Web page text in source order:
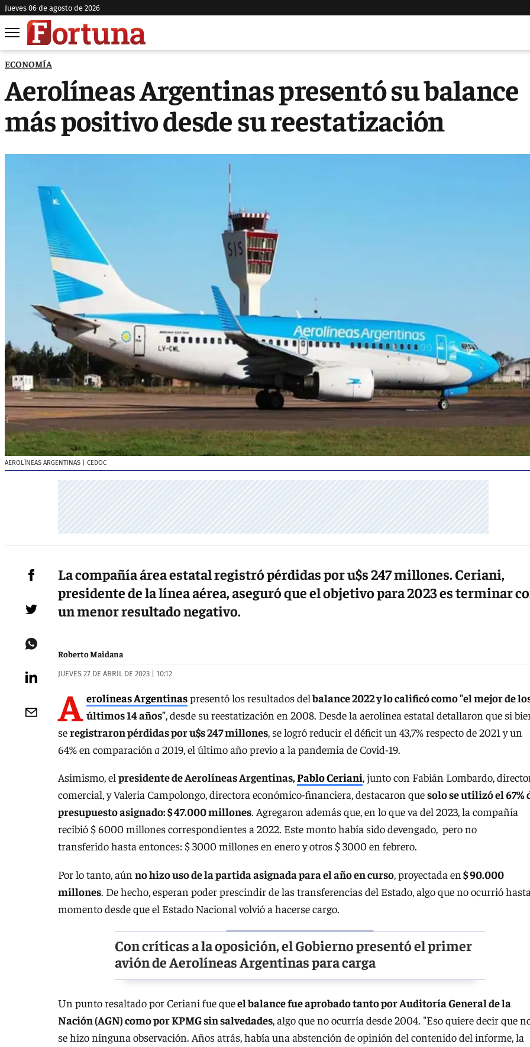
jueves 06 de agosto de 2026
ECONOMÍA
Aerolíneas Argentinas presentó su balance
más positivo desde su reestatización
AEROLÍNEAS ARGENTINAS | CEDOC
La compañía área estatal registró pérdidas por u$s 247 millones. Ceriani,
presidente de la línea aérea, aseguró que el objetivo para 2023 es terminar
un menor resultado negativo.
Roberto Maidana
JUEVES 27 DE ABRIL DE 2023 | 10:12
A erolíneas Argentinaspresentó los resultados delbalance 2022 y lo calificó como "el mejor de
últimos 14 años", desde su reestatización en 2008. Desde la aerolínea estatal detallaron que si
seregistraron pérdidas por u$s 247 millones, se logró reducir el déficit un 43,7% respecto de 2021 y un
64% en comparación a 2019, el último año previo a la pandemia de Covid-19.
Asimismo, el presidente de Aerolíneas Argentinas,Pablo Ceriani, junto con Fabián Lombardo,
comercial, y Valeria Campolongo, directora económico-financiera, destacaron quesolo se utilizó el 67%
presupuesto asignado: $ 47.000 millones. Agregaron además que, en lo que va del 2023, la compañía
recibió $ 6000 millones correspondientes a 2022. Este monto había sido devengado, pero no
transferido hasta entonces: $ 3000 millones en enero y otros $ 3000 en febrero.
Por lo tanto, aún no hizo uso de la partida asignada para el año en curso, proyectada en $ 90.000
millones. De hecho, esperan poder prescindir de las transferencias del Estado, algo que no ocurrió
momento desde que el Estado Nacional volvió a hacerse cargo.
Con críticas a la oposición, el Gobierno presentó el primer
avión de Aerolíneas Argentinas para carga
Un punto resaltado por Ceriani fue queel balance fue aprobado tanto por Auditoría General de la
Nación (AGN) como por KPMG sin salvedades, algo que no ocurría desde 2004. "Eso quiere decir que
se hizo ninguna observación. Años atrás, había una abstención de opinión del contenido del informe, la